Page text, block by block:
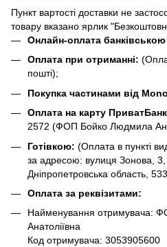
Пункт вартості доставки не
товару вказано ярлик
Онлайн-оплата
Оплата при отриманні:
пошті);
Покупка частинами від
Оплата на карту
2572 (ФОП Бойко Людмила
Готівкою: (Оплата в пункті
за адресою: вулиця Зонова,
Дніпропетровська область,
Оплата за реквізитами:
Найменування отримувача:
Анатоліївна
Код отримувача: 3053905600